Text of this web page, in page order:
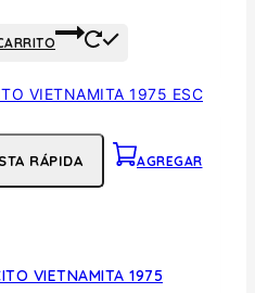
RÁPIDA AGREGAR
VIETNAMITA 1975